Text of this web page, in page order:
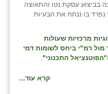
בביצוע עסקת נטו והתאוצה
בו ננתח את הבעיות
מרכזיות שעולות
מול רמ"י ביחס לשומות דמי
התכנוני"
קרא עוד...